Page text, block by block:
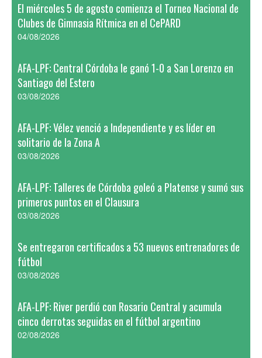
El miércoles 5 de agosto comienza el Torneo Nacional de
Clubes de Gimnasia Rítmica en el CePARD
04/08/2026
AFA-LPF: Central Córdoba le ganó 1-0 a San Lorenzo en
Santiago del Estero
03/08/2026
AFA-LPF: Vélez venció a Independiente y es líder en
solitario de la Zona A
03/08/2026
AFA-LPF: Talleres de Córdoba goleó a Platense y sumó sus
primeros puntos en el Clausura
03/08/2026
Se entregaron certificados a 53 nuevos entrenadores de
fútbol
03/08/2026
AFA-LPF: River perdió con Rosario Central y acumula
cinco derrotas seguidas en el fútbol argentino
02/08/2026